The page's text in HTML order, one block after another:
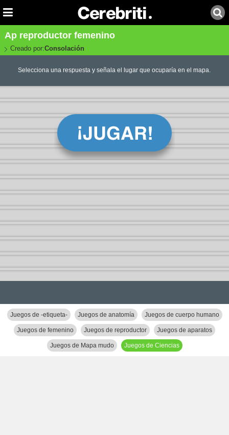
Ap reproductor femenino
Creado por:Consolación
Selecciona una respuesta y señala el lugar que ocuparía en el mapa.
Juegos de -etiqueta- Juegos de anatomía Juegos de cuerpo humano
Juegos de femenino Juegos de reproductor Juegos de aparatos
Juegos de Mapa mudo Juegos de Ciencias